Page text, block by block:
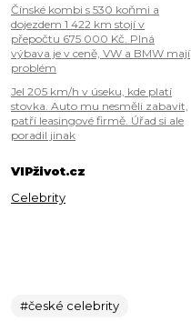
Čínské kombi s 530 koňmi a
dojezdem 1 422 km stojí v
přepočtu 675 000 Kč. Plná
výbava je v ceně, VW a BMW mají
problém
Jel 205 km/h v úseku, kde platí
stovka. Auto mu nesměli zabavit,
patří leasingové firmě. Úřad si ale
poradil jinak
VIPživot.cz
Celebrity
#české celebrity